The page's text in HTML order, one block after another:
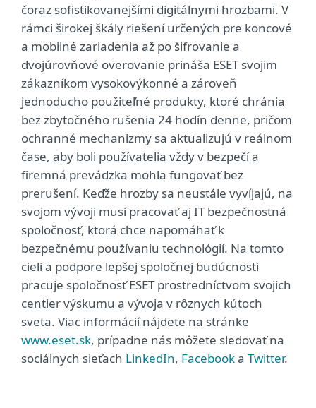
čoraz sofistikovanejšími digitálnymi hrozbami. V
rámci širokej škály riešení určených pre koncové
a mobilné zariadenia až po šifrovanie a
dvojúrovňové overovanie prináša ESET svojim
zákazníkom vysokovýkonné a zároveň
jednoducho použiteľné produkty, ktoré chránia
bez zbytočného rušenia 24 hodín denne, pričom
ochranné mechanizmy sa aktualizujú v reálnom
čase, aby boli používatelia vždy v bezpečí a
firemná prevádzka mohla fungovať bez
prerušení. Keďže hrozby sa neustále vyvíjajú, na
svojom vývoji musí pracovať aj IT bezpečnostná
spoločnosť, ktorá chce napomáhať k
bezpečnému používaniu technológií. Na tomto
cieli a podpore lepšej spoločnej budúcnosti
pracuje spoločnosť ESET prostredníctvom svojich
centier výskumu a vývoja v rôznych kútoch
sveta. Viac informácií nájdete na stránke
www.eset.sk, prípadne nás môžete sledovať na
sociálnych sieťach LinkedIn, Facebooka Twitter.